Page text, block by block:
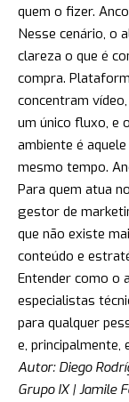
quem o fizer.
Nesse cenário, o
clareza o que é
compra.
concentram
um único fluxo, e
ambiente é
mesmo tempo.
Para quem atua
gestor de
que não existe
conteúdo e
Entender como o
especialistas
para qualquer
e, principalmente,
Autor: Diego
Grupo IX|Jamile